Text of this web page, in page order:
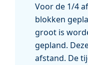
Voor de 1/4
blokken
groot is
gepland.
afstand. De